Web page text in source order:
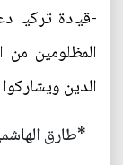
-قيادة تركيا
المظلومين من
الدين
*طارق